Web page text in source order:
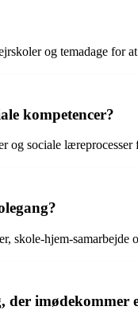
og temadage for
kompetencer?
sociale læreprocesser
hjem-samarbejde
imødekommer